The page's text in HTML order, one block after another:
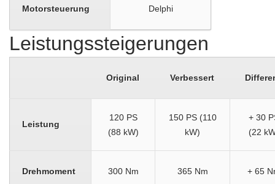
Motorsteuerung Delphi
Leistungssteigerungen
Original Verbessert
Leistung
120 PS
(88 kW)
150 PS (110
kW)
+ 30
(22
Drehmoment 300 Nm 365 Nm + 65